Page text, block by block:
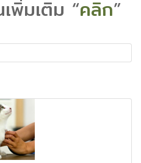
พิ่มเติม “คลิก”